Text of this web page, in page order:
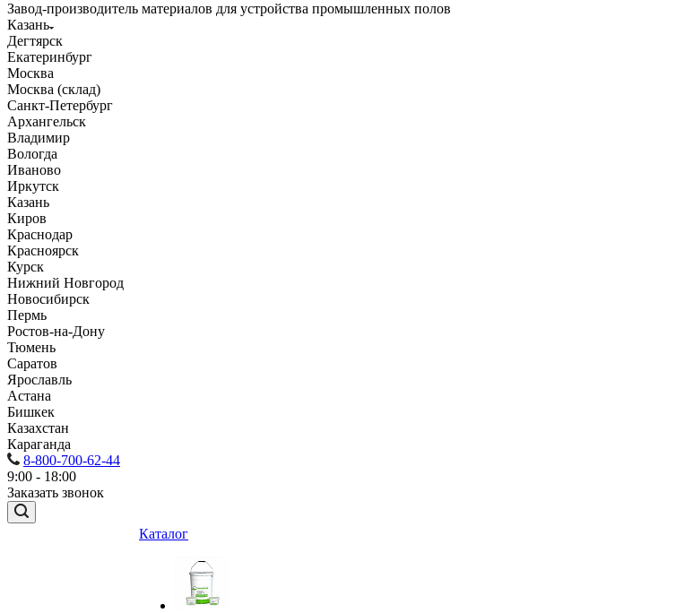
Завод-производитель материалов для устройства промышленных полов
Казань
Дегтярск
Екатеринбург
Москва
Москва (склад)
Санкт-Петербург
Архангельск
Владимир
Вологда
Иваново
Иркутск
Казань
Киров
Краснодар
Красноярск
Курск
Нижний Новгород
Новосибирск
Пермь
Ростов-на-Дону
Тюмень
Саратов
Ярославль
Астана
Бишкек
Казахстан
Караганда
8-800-700-62-44
9:00 - 18:00
Заказать звонок
Каталог